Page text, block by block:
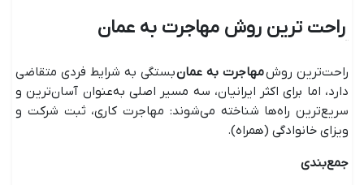
راحت ترین روش مهاجرت به عمان
راحت‌ترین روشمهاجرت به عمانبستگی به شرایط فردی متقاضی
دارد، اما برای اکثر ایرانیان، سه مسیر اصلی به‌عنوان آسان‌ترین و
سریع‌ترین راه‌ها شناخته می‌شوند: مهاجرت کاری، ثبت شرکت و
ویزای خانوادگی (همراه).
جمع‌بندی